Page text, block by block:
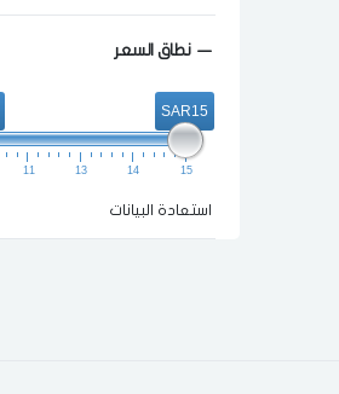
نطاق السعر
SAR15
11 13 14 15
استعادة البيانات